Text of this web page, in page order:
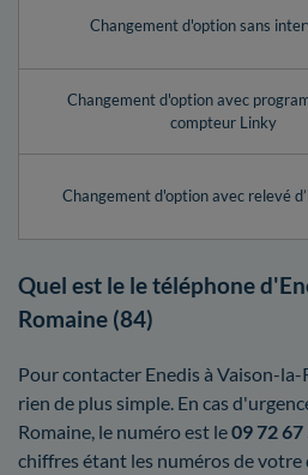
Changement d'option sans
Changement d'option avec
compteur Linky
Changement d'option avec relevé
Quel est le le téléphone
Romaine (84)
Pour contacter Enedis à Vaison-
rien de plus simple. En cas
Romaine, le numéro est le09 72 67
chiffres étant les numéros de